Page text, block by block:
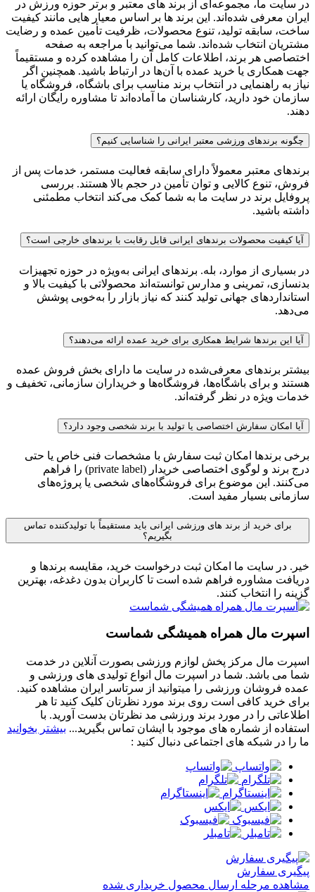
در سایت ما، مجموعه‌ای از برند های معتبر و برتر حوزه ورزش در
ایران معرفی شده‌اند. این برند ها بر اساس معیار هایی مانند کیفیت
ساخت، سابقه تولید، تنوع محصولات، ظرفیت تأمین عمده و رضایت
مشتریان انتخاب شده‌اند. شما می‌توانید با مراجعه به صفحه
اختصاصی هر برند، اطلاعات کامل آن را مشاهده کرده و مستقیماً
جهت همکاری یا خرید عمده با آن‌ها در ارتباط باشید. همچنین اگر
نیاز به راهنمایی در انتخاب برند مناسب برای باشگاه، فروشگاه یا
سازمان خود دارید، کارشناسان ما آماده‌اند تا مشاوره رایگان ارائه
دهند.
چگونه برندهای ورزشی معتبر ایرانی را شناسایی کنیم؟
برندهای معتبر معمولاً دارای سابقه فعالیت مستمر، خدمات پس از
فروش، تنوع کالایی و توان تأمین در حجم بالا هستند. بررسی
پروفایل برند در سایت ما به شما کمک می‌کند انتخاب مطمئنی
داشته باشید.
آیا کیفیت محصولات برندهای ایرانی قابل رقابت با برندهای خارجی است؟
در بسیاری از موارد، بله. برندهای ایرانی به‌ویژه در حوزه تجهیزات
بدنسازی، تمرینی و مدارس توانسته‌اند محصولاتی با کیفیت بالا و
استانداردهای جهانی تولید کنند که نیاز بازار را به‌خوبی پوشش
می‌دهد.
آیا این برندها شرایط همکاری برای خرید عمده ارائه می‌دهند؟
بیشتر برندهای معرفی‌شده در سایت ما دارای بخش فروش عمده
هستند و برای باشگاه‌ها، فروشگاه‌ها و خریداران سازمانی، تخفیف و
خدمات ویژه در نظر گرفته‌اند.
آیا امکان سفارش اختصاصی یا تولید با برند شخصی وجود دارد؟
برخی برندها امکان ثبت سفارش با مشخصات فنی خاص یا حتی
درج برند و لوگوی اختصاصی خریدار (private label) را فراهم
می‌کنند. این موضوع برای فروشگاه‌های شخصی یا پروژه‌های
سازمانی بسیار مفید است.
برای خرید از برند های ورزشی ایرانی باید مستقیماً با تولیدکننده تماس
بگیریم؟
خیر. در سایت ما امکان ثبت درخواست خرید، مقایسه برندها و
دریافت مشاوره فراهم شده است تا کاربران بدون دغدغه، بهترین
گزینه را انتخاب کنند.
اسپرت مال همراه همیشگی شماست
اسپرت مال مرکز پخش لوازم ورزشی بصورت آنلاین در خدمت
شما می باشد. شما در اسپرت مال انواع تولیدی های ورزشی و
عمده فروشان ورزشی را میتوانید از سرتاسر ایران مشاهده کنید.
برای خرید کافی است روی برند مورد نظرتان کلیک کنید تا هر
اطلاعاتی را در مورد برند ورزشی مد نظرتان بدست آورید. با
استفاده از شماره های موجود با ایشان تماس بگیرید... بیشتر بخوانید
ما را در شبکه های اجتماعی دنبال کنید :
پیگیری سفارش
مشاهده مرحله ارسال محصول خریداری شده